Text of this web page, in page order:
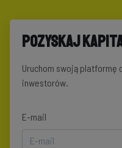
Pozyskaj
Uruchom swoją platformę
inwestorów.
E-mail